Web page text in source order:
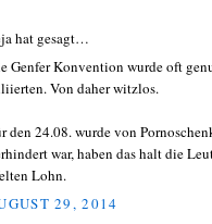
hat gesagt…
Genfer Konvention wurde oft
Von daher witzlos.
den 24.08. wurde von
war, haben das halt die
Lohn.
29, 2014